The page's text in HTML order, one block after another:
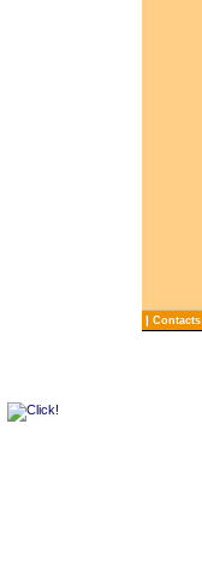
| Contacts